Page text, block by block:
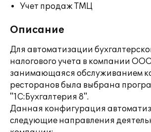
Учет продаж ТМЦ
Описание
Для автоматизации
налогового учета в компании
занимающаяся обслуживанием
ресторанов была выбрана
"1С:Бухгалтерия 8".
Данная конфигурация
следующие направления